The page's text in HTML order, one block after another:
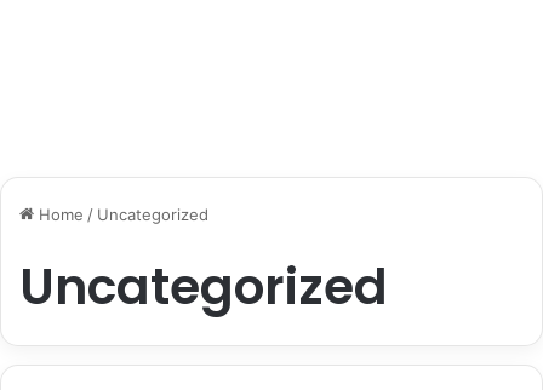
Home / Uncategorized
Uncategorized